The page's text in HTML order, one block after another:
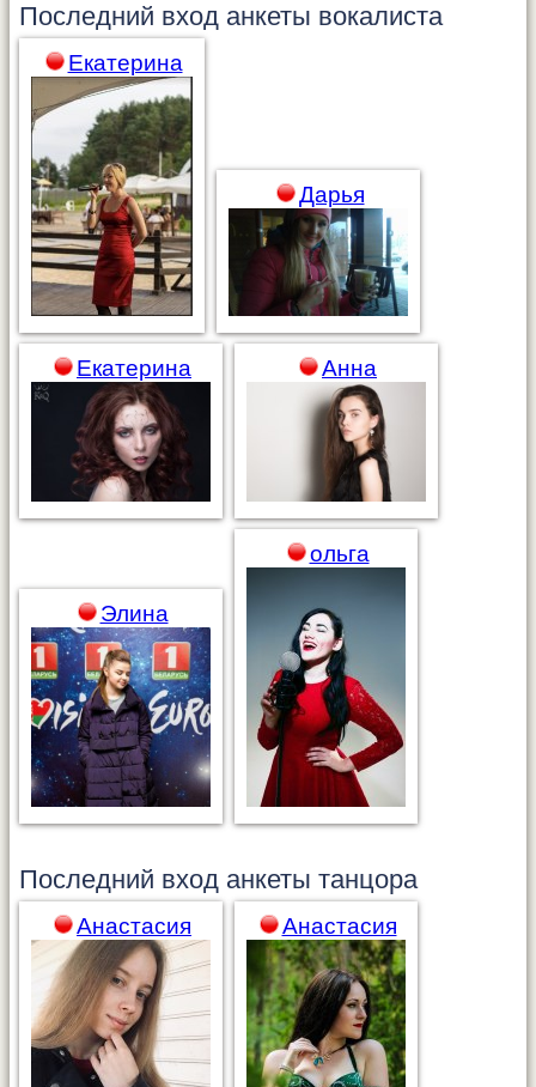
Последний вход анкеты вокалиста
Екатерина
Дарья
Екатерина Анна
Элина
ольга
Последний вход анкеты танцора
Анастасия Анастасия